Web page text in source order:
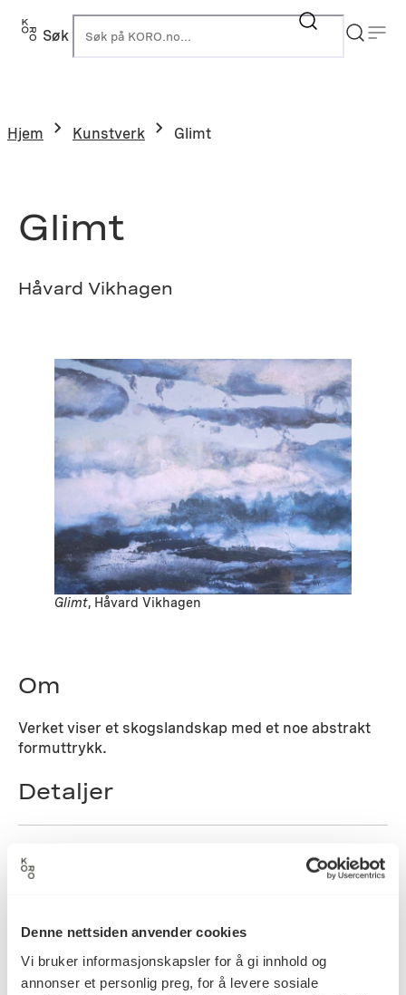
Denne nettsiden anvender cookies
Vi bruker informasjonskapsler for å gi innhold og
annonser et personlig preg, for å levere sosiale
Hopp
Søk
Hjem Kunstverk Glimt
Glimt
Håvard Vikhagen
Glimt, Håvard Vikhagen
Om
Verket viser et skogslandskap med et noe abstrakt
formuttrykk.
Detaljer
Datering
Kunstner Håvard Vikhagen